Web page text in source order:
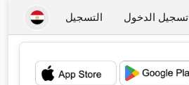
تسجيل الدخول التسجيل
💖